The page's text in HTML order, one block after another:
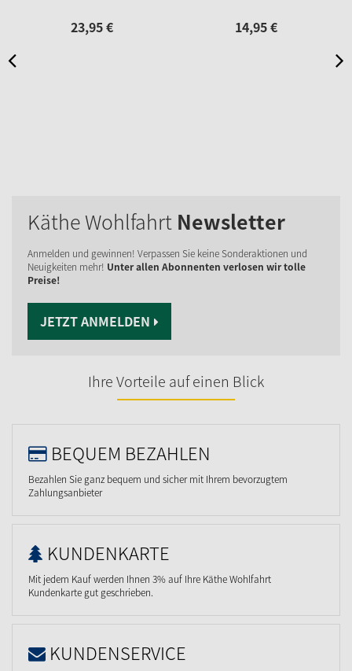
23,95€ 14,95€
Käthe Wohlfahrt Newsletter
Anmelden und gewinnen! Verpassen Sie keine Sonderaktionen und
Neuigkeiten mehr! Unter allen Abonnenten verlosen wir tolle
Preise!
JETZT ANMELDEN
Ihre Vorteile auf einen Blick
BEQUEM BEZAHLEN
Bezahlen Sie ganz bequem und sicher mit Ihrem bevorzugtem
Zahlungsanbieter
KUNDENKARTE
Mit jedem Kauf werden Ihnen 3% auf Ihre Käthe Wohlfahrt
Kundenkarte gut geschrieben.
KUNDENSERVICE